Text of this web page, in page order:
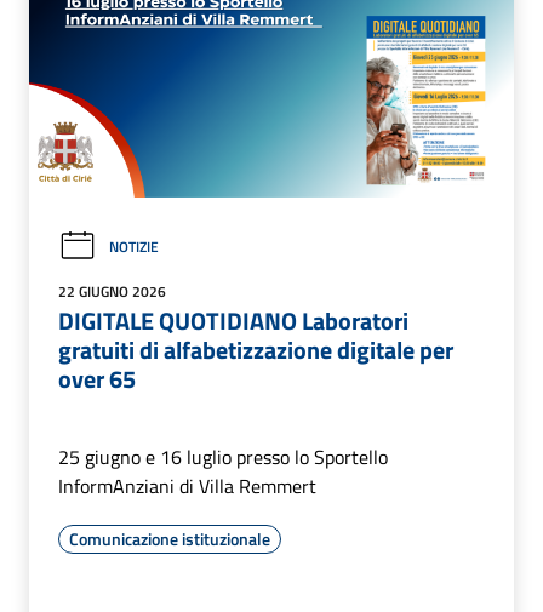
NOTIZIE
22 GIUGNO 2026
DIGITALE QUOTIDIANO Laboratori
gratuiti di alfabetizzazione digitale per
over 65
25 giugno e 16 luglio presso lo Sportello
InformAnziani di Villa Remmert
Comunicazione istituzionale